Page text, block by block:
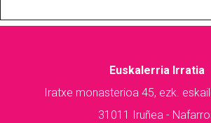
Euskalerria Irratia
Iratxe monasterioa 45, ezk.
31011 Iruñea -